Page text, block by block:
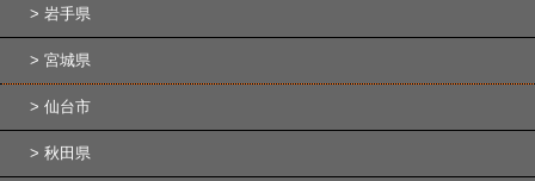
岩手県
宮城県
仙台市
秋田県